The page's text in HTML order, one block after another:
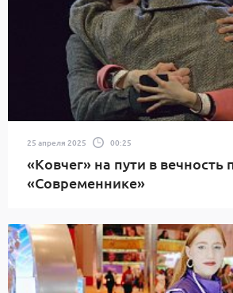
25 апреля 2025 00:25
«Ковчег» на пути в вечность
«Современнике»